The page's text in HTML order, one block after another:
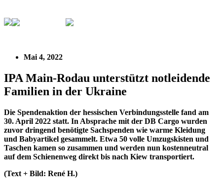
Mai 4, 2022
IPA Main-Rodau unterstützt notleidende
Familien in der Ukraine
Die Spendenaktion der hessischen Verbindungsstelle fand am
30. April 2022 statt. In Absprache mit der DB Cargo wurden
zuvor dringend benötigte Sachspenden wie warme Kleidung
und Babyartikel gesammelt. Etwa 50 volle Umzugskisten und
Taschen kamen so zusammen und werden nun kostenneutral
auf dem Schienenweg direkt bis nach Kiew transportiert.
(Text + Bild: René H.)